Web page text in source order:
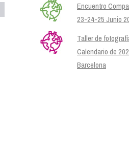
Encuentro
23-24-25 Junio
Taller de
Calendario de
Barcelona